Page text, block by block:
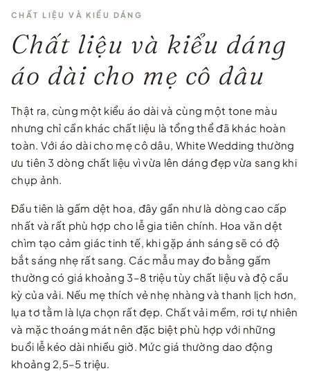
CHẤT LIỆU VÀ KIỂU DÁNG
Chất liệu và kiểu dáng
áo dài cho mẹ cô dâu
Thật ra, cùng một kiểu áo dài và cùng một tone màu
nhưng chỉ cần khác chất liệu là tổng thể đã khác hoàn
toàn. Với áo dài cho mẹ cô dâu, White Wedding thường
ưu tiên 3 dòng chất liệu vì vừa lên dáng đẹp vừa sang khi
chụp ảnh.
Đầu tiên là gấm dệt hoa, đây gần như là dòng cao cấp
nhất và rất phù hợp cho lễ gia tiên chính. Hoa văn dệt
chìm tạo cảm giác tinh tế, khi gặp ánh sáng sẽ có độ
bắt sáng nhẹ rất sang. Các mẫu may đo bằng gấm
thường có giá khoảng 3–8 triệu tùy chất liệu và độ cầu
kỳ của vải. Nếu mẹ thích vẻ nhẹ nhàng và thanh lịch hơn,
lụa tơ tằm là lựa chọn rất đẹp. Chất vải mềm, rơi tự nhiên
và mặc thoáng mát nên đặc biệt phù hợp với những
buổi lễ kéo dài nhiều giờ. Mức giá thường dao động
khoảng 2,5–5 triệu.